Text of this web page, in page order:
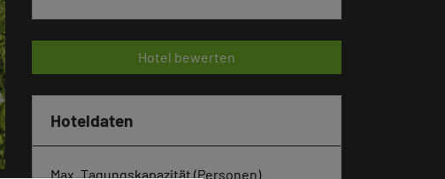
Hotel bewerten
Hoteldaten
Max. Tagungskapazität (Personen)